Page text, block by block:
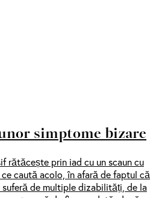
simptome bizare
rătăcește prin iad cu un scaun cu
caută acolo, în afară de faptul că
de multiple dizabilități, de la